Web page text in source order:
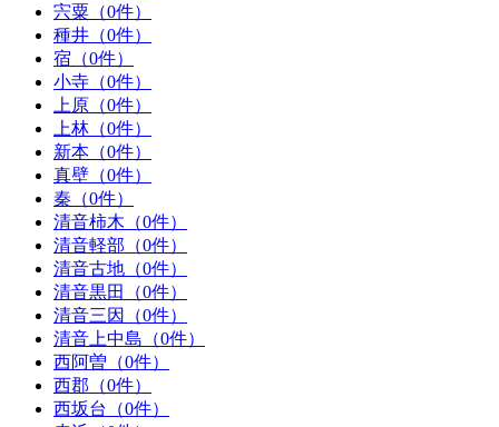
宍粟（0件）
種井（0件）
宿（0件）
小寺（0件）
上原（0件）
上林（0件）
新本（0件）
真壁（0件）
秦（0件）
清音柿木（0件）
清音軽部（0件）
清音古地（0件）
清音黒田（0件）
清音三因（0件）
清音上中島（0件）
西阿曽（0件）
西郡（0件）
西坂台（0件）